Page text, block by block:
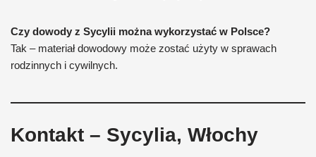
Czy dowody z Sycylii można wykorzystać w Polsce?
Tak – materiał dowodowy może zostać użyty w sprawach
rodzinnych i cywilnych.
Kontakt – Sycylia, Włochy